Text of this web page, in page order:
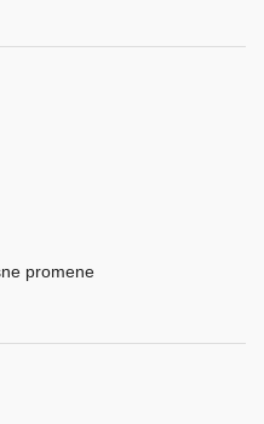
promene